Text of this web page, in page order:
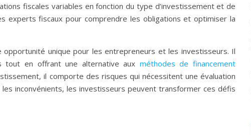
fiscales variables en fonction du type d’investissement et de
experts fiscaux pour comprendre les obligations et optimiser la
unique pour les entrepreneurs et les investisseurs. Il
tout en offrant une alternative aux méthodes de financement
il comporte des risques qui nécessitent une évaluation
inconvénients, les investisseurs peuvent transformer ces défis